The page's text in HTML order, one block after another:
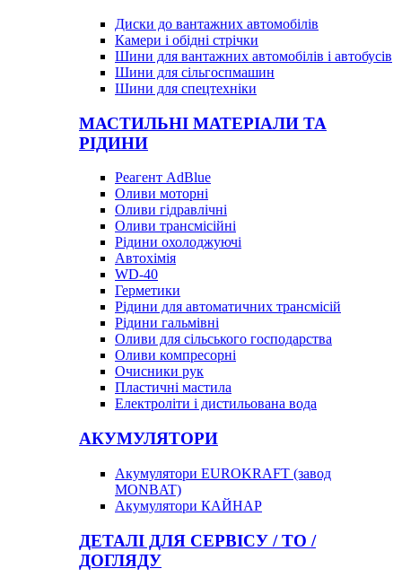
Диски до вантажних автомобілів
Камери і обідні стрічки
Шини для вантажних автомобілів і автобусів
Шини для сільгоспмашин
Шини для спецтехніки
МАСТИЛЬНІ МАТЕРІАЛИ ТА
РІДИНИ
Реагент AdBlue
Оливи моторні
Оливи гідравлічні
Оливи трансмісійні
Рідини охолоджуючі
Автохімія
WD-40
Герметики
Рідини для автоматичних трансмісій
Рідини гальмівні
Оливи для сільського господарства
Оливи компресорні
Очисники рук
Пластичні мастила
Електроліти і дистильована вода
АКУМУЛЯТОРИ
Акумулятори EUROKRAFT (завод
MONBAT)
Акумулятори КАЙНАР
ДЕТАЛІ ДЛЯ СЕРВІСУ / ТО /
ДОГЛЯДУ